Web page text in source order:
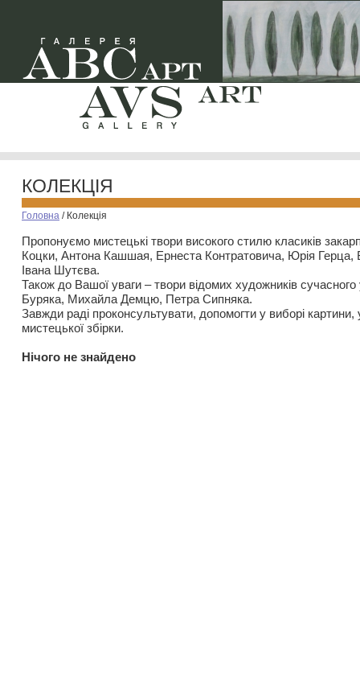
КОЛЕКЦІЯ
Головна / Колекція
Пропонуємо мистецькі твори високого стилю класиків
Коцки, Антона Кашшая, Ернеста Контратовича, Юрія
Івана Шутєва.
Також до Вашої уваги – твори відомих художників
Буряка, Михайла Демцю, Петра Сипняка.
Завжди раді проконсультувати, допомогти у виборі картини,
мистецької збірки.
Нiчого не знайдено